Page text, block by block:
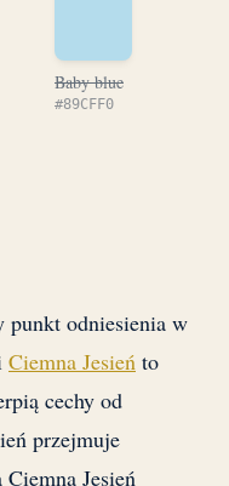
Baby blue
#89CFF0
punkt odniesienia w
Ciemna Jesień to
cechy od
przejmuje
Jesień